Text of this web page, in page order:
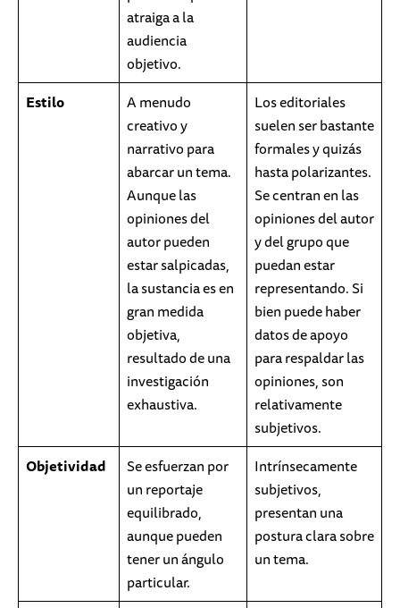
atraiga a la
audiencia
objetivo.
Estilo
A menudo
creativo y
narrativo para
abarcar un tema.
Aunque las
opiniones del
autor pueden
estar salpicadas,
la sustancia es en
gran medida
objetiva,
resultado de una
investigación
exhaustiva.
Los editoriales
suelen ser bastante
formales y quizás
hasta polarizantes.
Se centran en las
opiniones del autor
y del grupo que
puedan estar
representando. Si
bien puede haber
datos de apoyo
para respaldar las
opiniones, son
relativamente
subjetivos.
Objetividad
Se esfuerzan por
un reportaje
equilibrado,
aunque pueden
tener un ángulo
particular.
Intrínsecamente
subjetivos,
presentan una
postura clara sobre
un tema.